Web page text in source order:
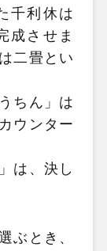
千利休は
成させま
二畳とい
ちん」は
ウンター
は、決し
ぶとき、